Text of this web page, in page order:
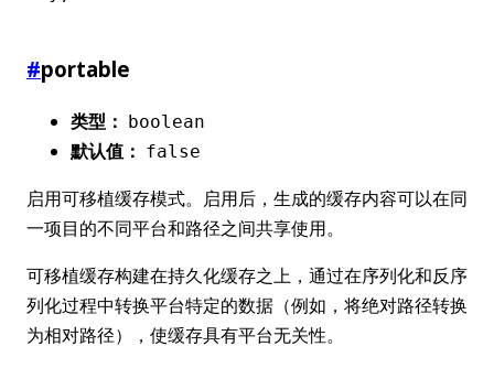
#portable
类型： boolean
默认值： false
启用可移植缓存模式。启用后，生成的缓存内容可以在同
一项目的不同平台和路径之间共享使用。
可移植缓存构建在持久化缓存之上，通过在序列化和反序
列化过程中转换平台特定的数据（例如，将绝对路径转换
为相对路径），使缓存具有平台无关性。